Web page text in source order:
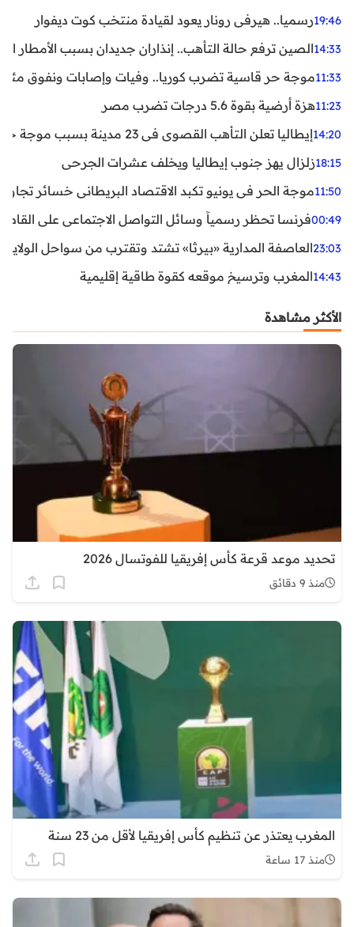
19:46رسميا.. هيرفي رونار يعود لقيادة منتخب كوت ديفوار
14:33الصين ترفع حالة التأهب.. إنذاران جديدان بسبب الأمطار
11:33موجة حر قاسية تضرب كوريا.. وفيات وإصابات ونفوق مئات
11:23هزة أرضية بقوة 5.6 درجات تضرب مصر
14:20إيطاليا تعلن التأهب القصوى في 23 مدينة بسبب موجة حر شديدة
18:15زلزال يهز جنوب إيطاليا ويخلف عشرات الجرحى
11:50موجة الحر في يونيو تكبد الاقتصاد البريطاني خسائر تجاوزت 1.5 مليار
00:49فرنسا تحظر رسمياً وسائل التواصل الاجتماعي على القاصرين
23:03العاصفة المدارية «بيرثا» تشتد وتقترب من سواحل
14:43المغرب وترسيخ موقعه كقوة طاقية إقليمية
الأكثر مشاهدة
تحديد موعد قرعة كأس إفريقيا للفوتسال 2026
منذ 9 دقائق
المغرب يعتذر عن تنظيم كأس إفريقيا لأقل من 23 سنة
منذ 17 ساعة